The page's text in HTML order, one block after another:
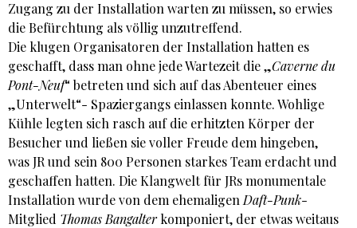
Zugang zu der Installation warten zu müssen, so erwies
die Befürchtung als völlig unzutreffend.
Die klugen Organisatoren der Installation hatten es
geschafft, dass man ohne jede Wartezeit die „Caverne du
Pont-Neuf“ betreten und sich auf das Abenteuer eines
„Unterwelt“- Spaziergangs einlassen konnte. Wohlige
Kühle legten sich rasch auf die erhitzten Körper der
Besucher und ließen sie voller Freude dem hingeben,
was JR und sein 800 Personen starkes Team erdacht und
geschaffen hatten. Die Klangwelt für JRs monumentale
Installation wurde von dem ehemaligen Daft-Punk-
Mitglied Thomas Bangalterkomponiert, der etwas weitaus